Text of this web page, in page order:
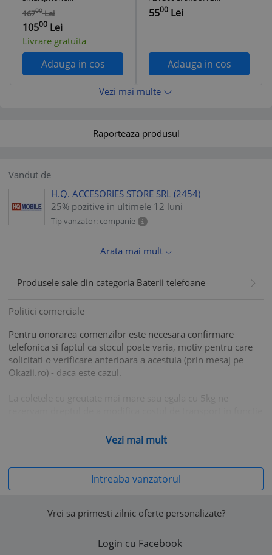
DEPOX, Samsung
Galaxy S8 G950F
16700 Lei
10500 Lei
Livrare gratuita
Adauga in cos
EB504465VU
1500MAH ASTRUM
5500 Lei
Adauga in cos
Vezi mai multe
Raporteaza produsul
Vandut de
H.Q. ACCESORIES STORE SRL (2454)
25% pozitive in ultimele 12 luni
Tip vanzator: companie
Arata mai mult
Produsele sale din categoria Baterii telefoane
Politici comerciale
Pentru onorarea comenzilor este necesara confirmare
telefonica si faptul ca stocul poate varia, motiv pentru care
solicitati o verificare anterioara a acestuia (prin mesaj pe
Okazii.ro) - daca este cazul.
La coletele cu greutate mai mare sau egala cu 5kg ne
cu Garantia de Livrare sau fara, indiferent de curierul ales.
Vă rugăm să aveți în vedere că politicile comerciale ale
vânzătorului nu pot contraveni prevederilor Acordului de
În toate situațiile în care politicile comerciale ale vânzătorului
nescrise, fiind aplicabile prevederile legale corespunzătoare
Acordului de utilizare , după caz.
Vezi mai mult
Intreaba vanzatorul
Vrei sa primesti zilnic oferte personalizate?
Login cu Facebook